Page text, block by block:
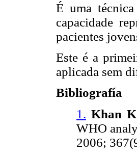
É uma
capacidade
pacientes
Este é a
aplicada sem
Bibliografía
1. Khan
WHO
2006;